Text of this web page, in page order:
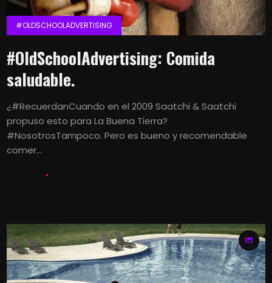
#OLDSCHOOLADVERTISING
#OldSchoolAdvertising: Comida
saludable.
¿#RecuerdanCuando en el 2009 Saatchi & Saatchi
propuso esto para La Buena Tierra?
#NosotrosTampoco. Pero es bueno y recomendable
comer...